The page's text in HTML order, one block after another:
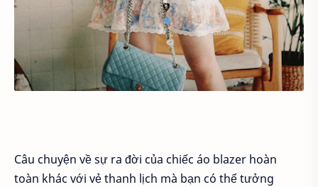
Câu chuyện về sự ra đời của chiếc áo blazer hoàn
toàn khác với vẻ thanh lịch mà bạn có thể tưởng